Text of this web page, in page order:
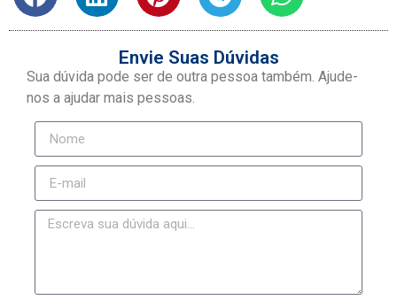
Envie Suas Dúvidas
Sua dúvida pode ser de outra pessoa também. Ajude-
nos a ajudar mais pessoas.